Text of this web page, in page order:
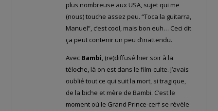
plus nombreuse aux USA, sujet qui me
(nous) touche assez peu. “Toca la guitarra,
Manuel”, c’est cool, mais bon euh… Ceci dit
ça peut contenir un peu d’inattendu.
Avec Bambi, (re)diffusé hier soir à la
téloche, là on est dans le film-culte. J’avais
oublié tout ce qui suit la mort, si tragique,
de la biche et mère de Bambi. C’est le
moment où le Grand Prince-cerf se révèle